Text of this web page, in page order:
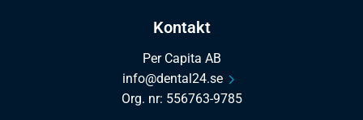
Kontakt
Per Capita AB
info@dental24.se
Org. nr: 556763-9785